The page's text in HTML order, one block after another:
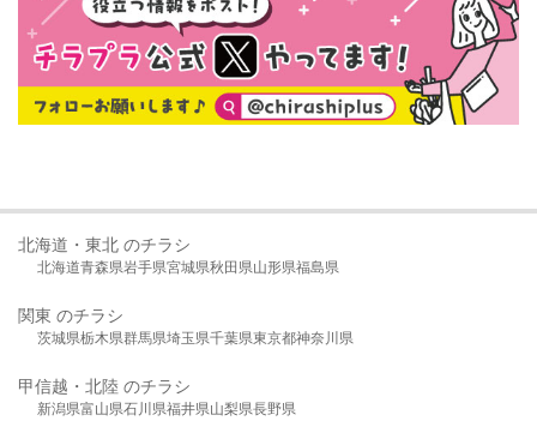
北海道・東北 のチラシ
北海道青森県岩手県宮城県秋田県山形県福島県
関東 のチラシ
茨城県栃木県群馬県埼玉県千葉県東京都神奈川県
甲信越・北陸 のチラシ
新潟県富山県石川県福井県山梨県長野県